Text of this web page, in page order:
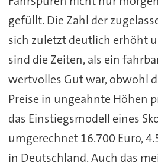
gefüllt. Die Zahl der
sich zuletzt deutlich erhöht
sind die Zeiten, als ein
wertvolles Gut war, obwohl
Preise in ungeahnte Höhen
das Einstiegsmodell eines
umgerechnet 16.700 Euro,
in Deutschland. Auch das